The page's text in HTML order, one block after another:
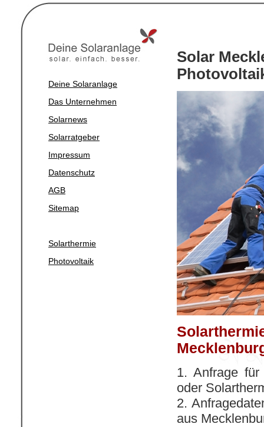
Deine Solaranlage
Das Unternehmen
Solarnews
Solarratgeber
Impressum
Datenschutz
AGB
Sitemap
Solarthermie
Photovoltaik
Solar
1. Anfrage
oder
2.
aus